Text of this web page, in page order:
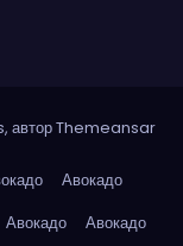
авторThemeansar
Авокадо
Авокадо
Авокадо